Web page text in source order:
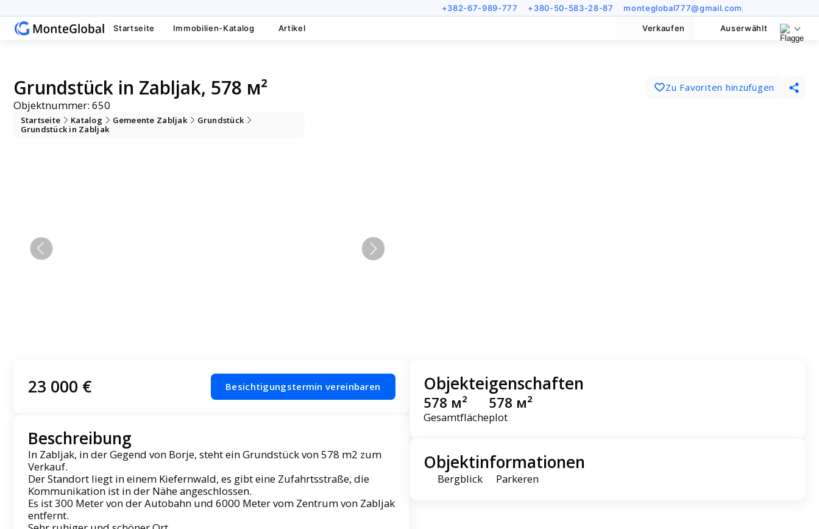
+382-67-989-777 +380-50-583-28-87 monteglobal777@gmail.com
Startseite Immobilien-Katalog Artikel Verkaufen Auserwählt
Grundstück in Zabljak, 578 м²
Objektnummer: 650
Zu Favoriten hinzufügen
Startseite Katalog Gemeente Zabljak
Grundstück
Grundstück in Zabljak
23 000 € Besichtigungstermin vereinbaren
Beschreibung
In Zabljak, in der Gegend von Borje, steht ein Grundstück von 578 m2 zum
Verkauf.
Der Standort liegt in einem Kiefernwald, es gibt eine Zufahrtsstraße, die
Kommunikation ist in der Nähe angeschlossen.
Es ist 300 Meter von der Autobahn und 6000 Meter vom Zentrum von Zabljak
entfernt.
Objekteigenschaften
578 м²
Gesamtfläche
578 м²
plot
Objektinformationen
Bergblick Parkeren